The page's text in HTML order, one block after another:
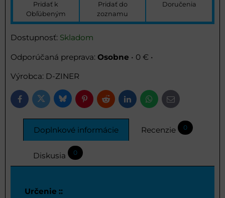
Pridať k
Obľúbeným
Pridať do
zoznamu
Doručenia
Dostupnosť: Skladom
Osobne • 0 € •
Výrobca: D-ZINER
FacebookTwitterBlueskyPinterestRedditLinkedInWhatsApp
E-
mail
Doplnkové informácie Recenzie 0
Diskusia 0
Určenie ::